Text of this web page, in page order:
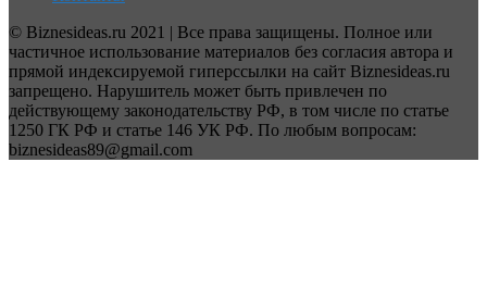
© Biznesideas.ru 2021 | Все права защищены. Полное или
частичное использование материалов без согласия автора и
прямой индексируемой гиперссылки на сайт Biznesideas.ru
запрещено. Нарушитель может быть привлечен по
действующему законодательству РФ, в том числе по статье
1250 ГК РФ и статье 146 УК РФ. По любым вопросам:
biznesideas89@gmail.com